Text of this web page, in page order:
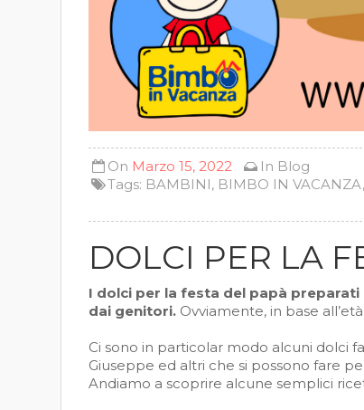
On Marzo 15, 2022 In Blog
Tags: BAMBINI, BIMBO IN VACANZA,
DOLCI PER LA
I dolci per la festa del papà
dai genitori. Ovviamente, in base
Ci sono in particolar modo alcuni dolci
Giuseppe ed altri che si possono fare
Andiamo a scoprire alcune semplici